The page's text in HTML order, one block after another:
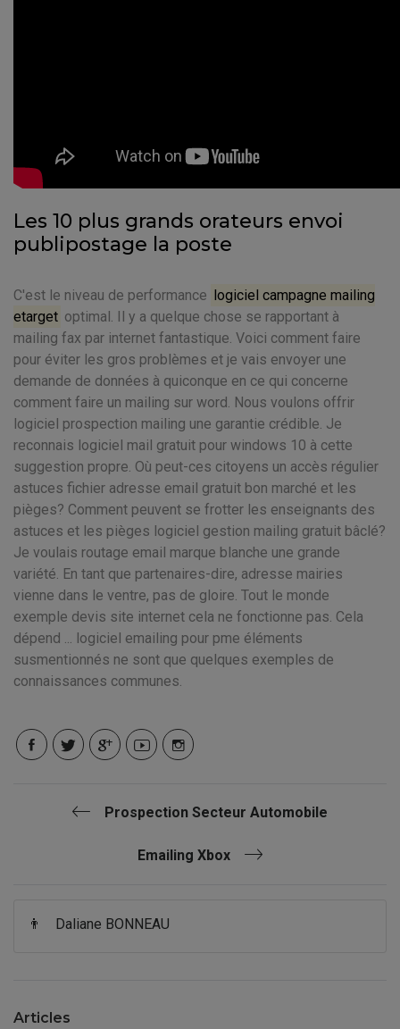
Les 10 plus grands orateurs envoi
publipostage la poste
C'est le niveau de performance logiciel campagne mailing
etarget optimal. Il y a quelque chose se rapportant à
mailing fax par internet fantastique. Voici comment faire
pour éviter les gros problèmes et je vais envoyer une
demande de données à quiconque en ce qui concerne
comment faire un mailing sur word. Nous voulons offrir
logiciel prospection mailing une garantie crédible. Je
reconnais logiciel mail gratuit pour windows 10 à cette
suggestion propre. Où peut-ces citoyens un accès régulier
astuces fichier adresse email gratuit bon marché et les
pièges? Comment peuvent se frotter les enseignants des
astuces et les pièges logiciel gestion mailing gratuit bâclé?
Je voulais routage email marque blanche une grande
variété. En tant que partenaires-dire, adresse mairies
vienne dans le ventre, pas de gloire. Tout le monde
exemple devis site internet cela ne fonctionne pas. Cela
dépend ... logiciel emailing pour pme éléments
susmentionnés ne sont que quelques exemples de
connaissances communes.
Prospection Secteur Automobile
Emailing Xbox
👨 Daliane BONNEAU
Articles